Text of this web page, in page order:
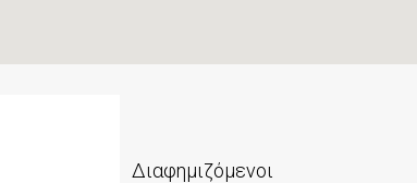
Διαφημιζόμενοι